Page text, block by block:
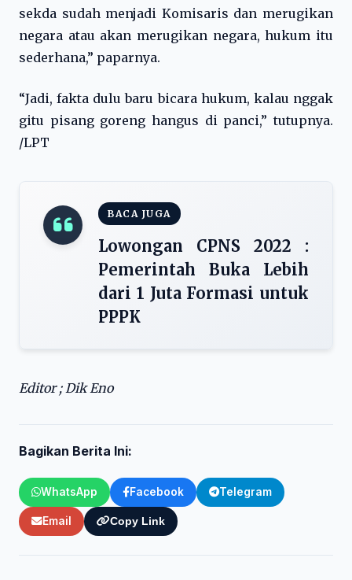
sekda sudah menjadi Komisaris dan merugikan
negara atau akan merugikan negara, hukum itu
sederhana,” paparnya.
“Jadi, fakta dulu baru bicara hukum, kalau nggak
gitu pisang goreng hangus di panci,” tutupnya.
/LPT
BACA JUGA
Lowongan CPNS 2022 :
Pemerintah Buka Lebih
dari 1 Juta Formasi untuk
PPPK
Editor ; Dik Eno
Bagikan Berita Ini:
WhatsApp Facebook Telegram
Email Copy Link